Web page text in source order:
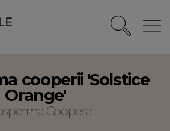
cooperii 'Solstice
Orange'
Coopera